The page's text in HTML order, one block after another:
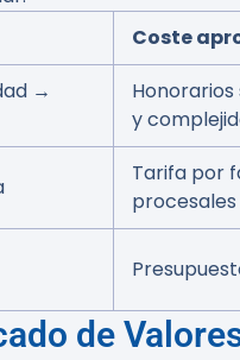
Coste
→
y
Tarifa por
procesales
de